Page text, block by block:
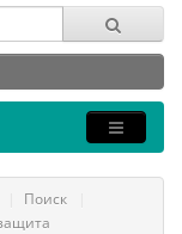
Поиск